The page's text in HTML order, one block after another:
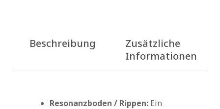
Beschreibung
Zusätzliche
Informationen
Resonanzboden / Rippen: Ein